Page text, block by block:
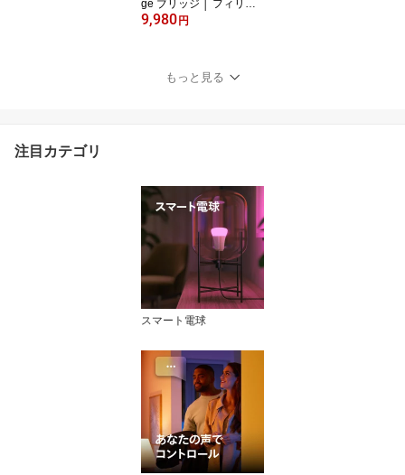
ge ブリッジ │ フィリッ
プスヒュー スマートアク
操作 スマートホーム ス
マート家電 スマート電球
9,980 円
もっと見る
注目カテゴリ
スマート電球